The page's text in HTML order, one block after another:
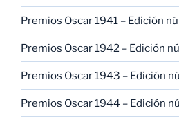
Premios Oscar 1941 – Edición
Premios Oscar 1942 – Edición
Premios Oscar 1943 – Edición
Premios Oscar 1944 – Edición